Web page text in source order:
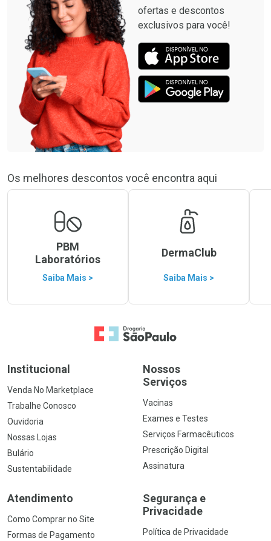
ofertas e descontos
exclusivos para você!
Os melhores descontos você encontra aqui
PBM
Laboratórios
Saiba Mais >
DermaClub
Saiba Mais >
Ir para a Home
Institucional
Venda No Marketplace
Trabalhe Conosco
Ouvidoria
Nossas Lojas
Bulário
Sustentabilidade
Nossos
Serviços
Vacinas
Exames e Testes
Serviços Farmacêuticos
Prescrição Digital
Assinatura
Atendimento
Como Comprar no Site
Formas de Pagamento
Segurança e
Privacidade
Política de Privacidade